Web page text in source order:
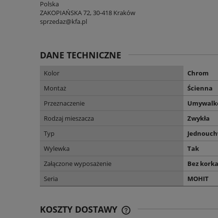
Polska
ZAKOPIAŃSKA 72, 30-418 Kraków
sprzedaz@kfa.pl
DANE TECHNICZNE
Kolor
Chrom
Montaż
Ścienna
Przeznaczenie
Rodzaj mieszacza
Zwykła
Typ
Wylewka
Tak
Załączone wyposażenie
Bez korka
Seria
MOHIT
KOSZTY DOSTAWY